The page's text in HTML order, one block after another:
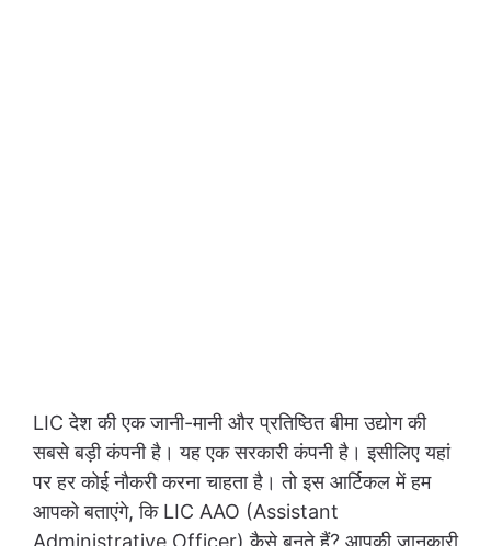
LIC देश की एक जानी-मानी और प्रतिष्ठित बीमा उद्योग की
सबसे बड़ी कंपनी है। यह एक सरकारी कंपनी है। इसीलिए यहां
पर हर कोई नौकरी करना चाहता है। तो इस आर्टिकल में हम
आपको बताएंगे, कि LIC AAO (Assistant
Administrative Officer) कैसे बनते हैं? आपकी जानकारी